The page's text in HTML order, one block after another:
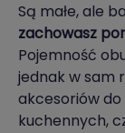
Są małe, ale
zachowasz
Pojemność
jednak w sam
akcesoriów do
kuchennych,